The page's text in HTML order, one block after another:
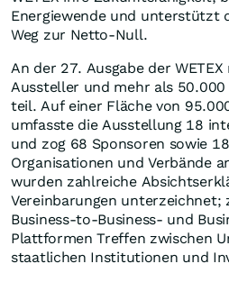
Energiewende und unterstützt
Weg zur Netto-Null.
An der 27. Ausgabe der
Aussteller und mehr als
teil. Auf einer Fläche von
umfasste die Ausstellung 18
und zog 68 Sponsoren sowie
Organisationen und Verbände
wurden zahlreiche
Vereinbarungen unterzeichnet;
Business-to-Business- und
Plattformen Treffen zwischen
staatlichen Institutionen und